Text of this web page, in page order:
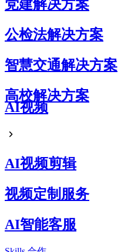
党建解决方案
公检法解决方案
智慧交通解决方案
高校解决方案
AI视频
AI视频剪辑
视频定制服务
AI智能客服